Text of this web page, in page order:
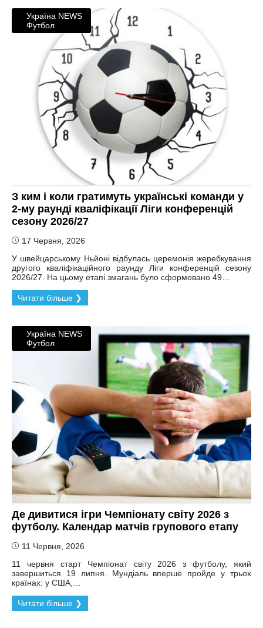
Україна NEWS
Футбол
З ким і коли гратимуть українські команди у
2-му раунді кваліфікації Ліги конференцій
сезону 2026/27
17 Червня, 2026
У швейцарському Ньйоні відбулась церемонія жеребкування
другого кваліфікаційного раунду Ліги конференцій сезону
2026/27. На цьому етапі змагань було сформовано 49…
Читати більше ❯
Україна NEWS
Футбол
Де дивитися ігри Чемпіонату світу 2026 з
футболу. Календар матчів групового етапу
11 Червня, 2026
11 червня старт Чемпіонат світу 2026 з футболу, який
завершиться 19 липня. Мундіаль вперше пройде у трьох
країнах: у США,…
Читати більше ❯